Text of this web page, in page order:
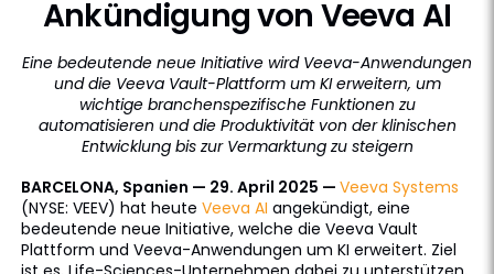
Ankündigung von Veeva AI
Eine bedeutende neue Initiative wird Veeva-Anwendungen
und die Veeva Vault-Plattform um KI erweitern, um
wichtige branchenspezifische Funktionen zu
automatisieren und die Produktivität von der klinischen
Entwicklung bis zur Vermarktung zu steigern
BARCELONA, Spanien — 29. April 2025 — Veeva Systems
(NYSE: VEEV) hat heute Veeva AI angekündigt, eine
bedeutende neue Initiative, welche die Veeva Vault
Plattform und Veeva-Anwendungen um KI erweitert. Ziel